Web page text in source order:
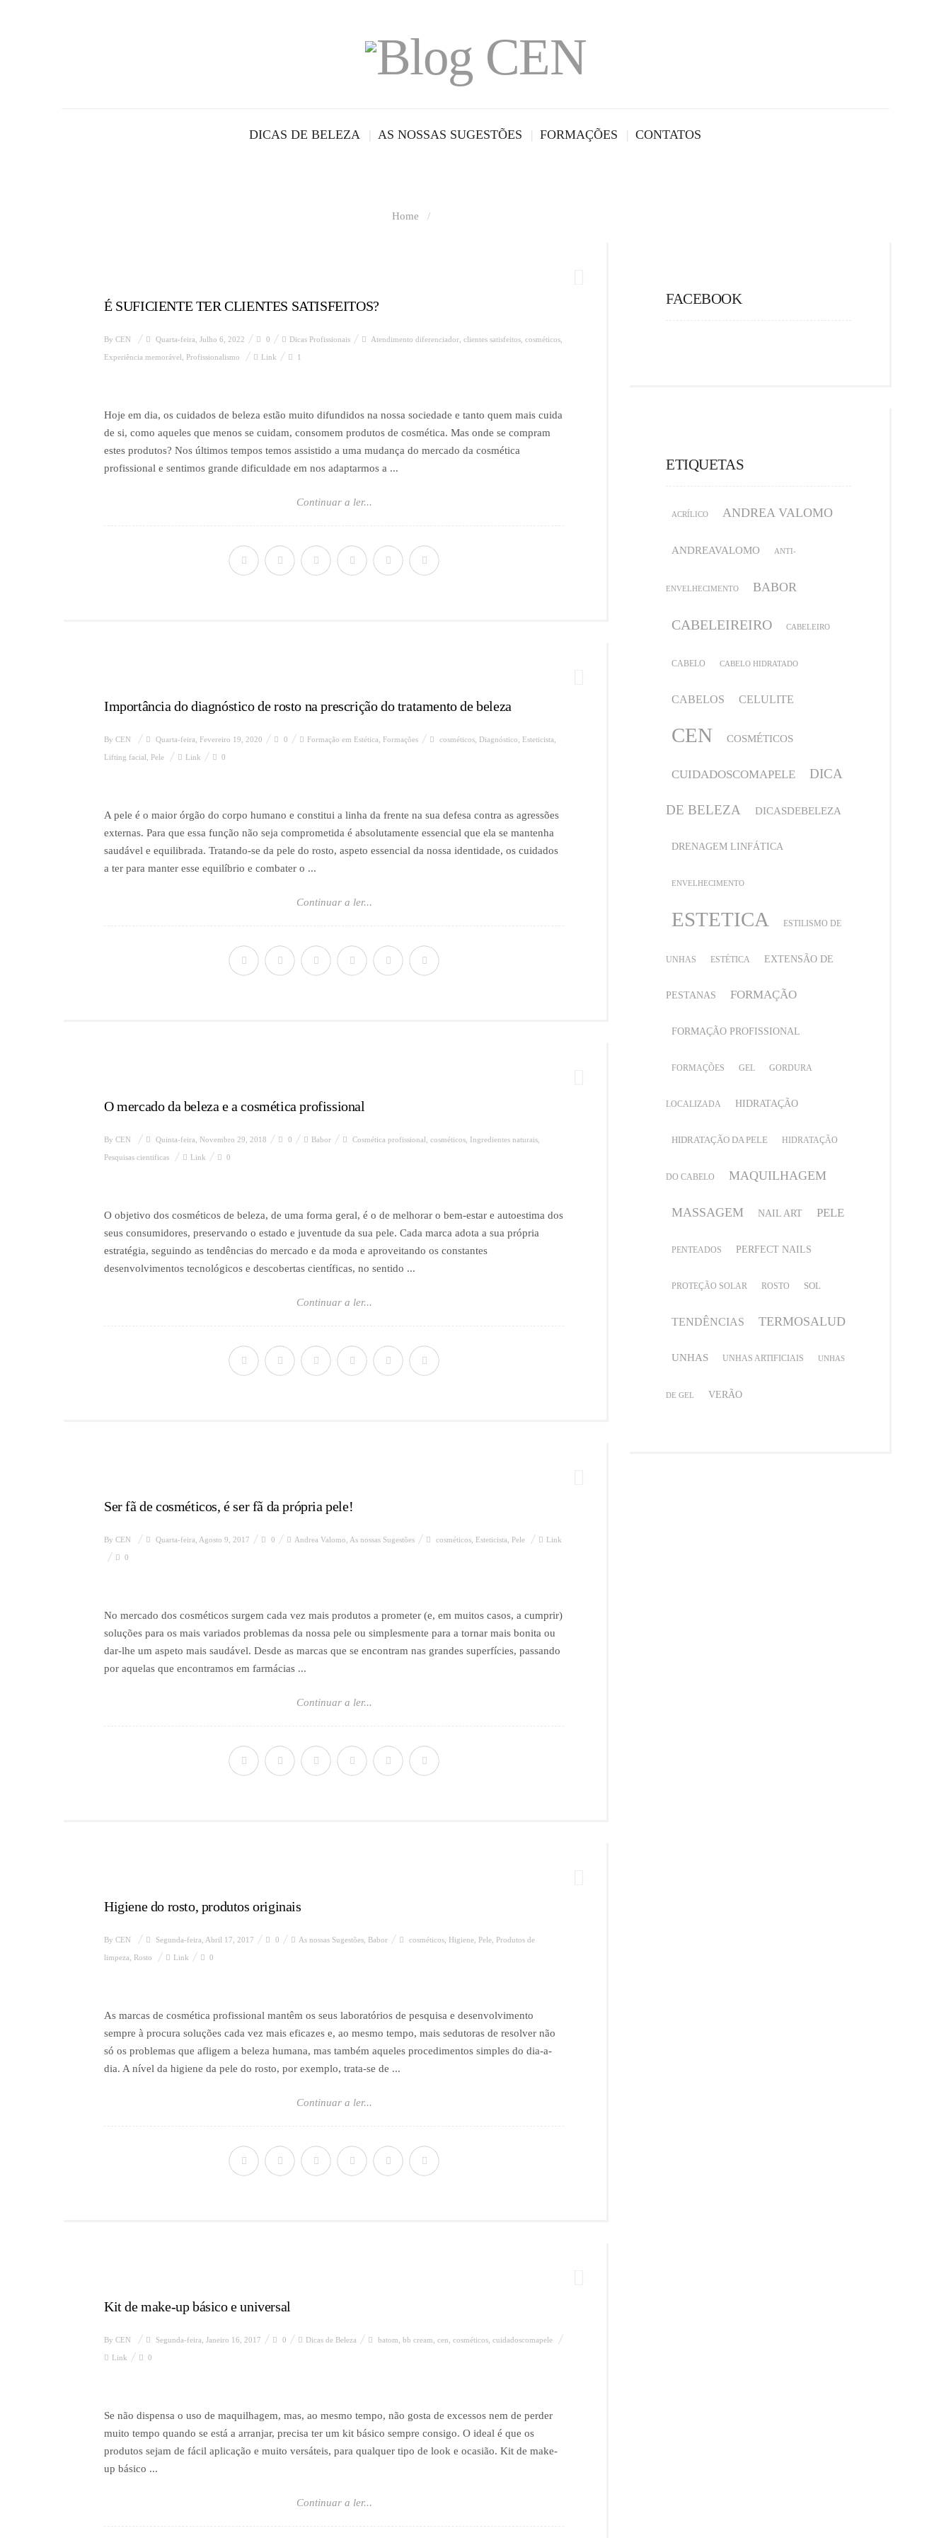
DICAS DE BELEZA AS NOSSAS SUGESTÕES FORMAÇÕES CONTATOS
Home /
É SUFICIENTE TER CLIENTES SATISFEITOS?
By CEN Quarta-feira, Julho 6, 2022 0 Dicas Profissionais Atendimento diferenciador clientes satisfeitos cosméticos
Experiência memorável Profissionalismo Link 1
Hoje em dia, os cuidados de beleza estão muito difundidos na nossa sociedade e tanto quem mais cuida
de si, como aqueles que menos se cuidam, consomem produtos de cosmética. Mas onde se compram
estes produtos? Nos últimos tempos temos assistido a uma mudança do mercado da cosmética
profissional e sentimos grande dificuldade em nos adaptarmos a ...
Continuar a ler...
Importância do diagnóstico de rosto na prescrição do tratamento de beleza
By CEN Quarta-feira, Fevereiro 19, 2020 0 Formação em Estética Formações cosméticos Diagnóstico Esteticista
Lifting facial Pele Link 0
A pele é o maior órgão do corpo humano e constitui a linha da frente na sua defesa contra as agressões
externas. Para que essa função não seja comprometida é absolutamente essencial que ela se mantenha
saudável e equilibrada. Tratando-se da pele do rosto, aspeto essencial da nossa identidade, os cuidados
a ter para manter esse equilíbrio e combater o ...
Continuar a ler...
O mercado da beleza e a cosmética profissional
By CEN Quinta-feira, Novembro 29, 2018 0 Babor Cosmética profissional cosméticos Ingredientes naturais
Pesquisas cientificas Link 0
O objetivo dos cosméticos de beleza, de uma forma geral, é o de melhorar o bem-estar e autoestima dos
seus consumidores, preservando o estado e juventude da sua pele. Cada marca adota a sua própria
estratégia, seguindo as tendências do mercado e da moda e aproveitando os constantes
desenvolvimentos tecnológicos e descobertas científicas, no sentido ...
Continuar a ler...
Ser fã de cosméticos, é ser fã da própria pele!
By CEN Quarta-feira, Agosto 9, 2017 0 Andrea Valomo As nossas Sugestões cosméticos Esteticista Pele Link
0
No mercado dos cosméticos surgem cada vez mais produtos a prometer (e, em muitos casos, a cumprir)
soluções para os mais variados problemas da nossa pele ou simplesmente para a tornar mais bonita ou
dar-lhe um aspeto mais saudável. Desde as marcas que se encontram nas grandes superfícies, passando
por aquelas que encontramos em farmácias ...
Continuar a ler...
Higiene do rosto, produtos originais
By CEN Segunda-feira, Abril 17, 2017 0 As nossas Sugestões Babor cosméticos Higiene Pele Produtos de
limpeza Rosto Link 0
As marcas de cosmética profissional mantêm os seus laboratórios de pesquisa e desenvolvimento
sempre à procura soluções cada vez mais eficazes e, ao mesmo tempo, mais sedutoras de resolver não
só os problemas que afligem a beleza humana, mas também aqueles procedimentos simples do dia-a-
dia. A nível da higiene da pele do rosto, por exemplo, trata-se de ...
Continuar a ler...
Kit de make-up básico e universal
By CEN Segunda-feira, Janeiro 16, 2017 0 Dicas de Beleza batom bb cream cen cosméticos cuidadoscomapele
Link 0
Se não dispensa o uso de maquilhagem, mas, ao mesmo tempo, não gosta de excessos nem de perder
muito tempo quando se está a arranjar, precisa ter um kit básico sempre consigo. O ideal é que os
produtos sejam de fácil aplicação e muito versáteis, para qualquer tipo de look e ocasião. Kit de make-
up básico ...
Continuar a ler...
FACEBOOK
ETIQUETAS
ACRÍLICO ANDREA VALOMO
ANDREAVALOMO ANTI-
ENVELHECIMENTO BABOR
CABELEIREIRO CABELEIRO
CABELO CABELO HIDRATADO
CABELOS CELULITE
CEN COSMÉTICOS
CUIDADOSCOMAPELE DICA
DE BELEZA DICASDEBELEZA
DRENAGEM LINFÁTICA
ENVELHECIMENTO
ESTETICA ESTILISMO DE
UNHAS ESTÉTICA EXTENSÃO DE
PESTANAS FORMAÇÃO
FORMAÇÃO PROFISSIONAL
FORMAÇÕES GEL GORDURA
LOCALIZADA HIDRATAÇÃO
HIDRATAÇÃO DA PELE HIDRATAÇÃO
DO CABELO MAQUILHAGEM
MASSAGEM NAIL ART PELE
PENTEADOS PERFECT NAILS
PROTEÇÃO SOLAR ROSTO SOL
TENDÊNCIAS TERMOSALUD
UNHAS UNHAS ARTIFICIAIS UNHAS
DE GEL VERÃO